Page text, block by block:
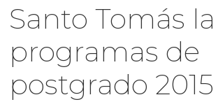
Santo Tomás
programas de
postgrado 2015